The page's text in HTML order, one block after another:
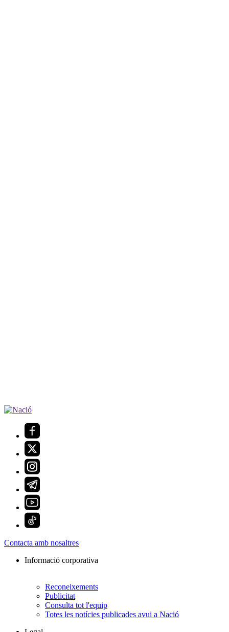
Contacta amb nosaltres
Informació corporativa
Reconeixements
Publicitat
Consulta tot l'equip
Totes les notícies publicades avui a Nació